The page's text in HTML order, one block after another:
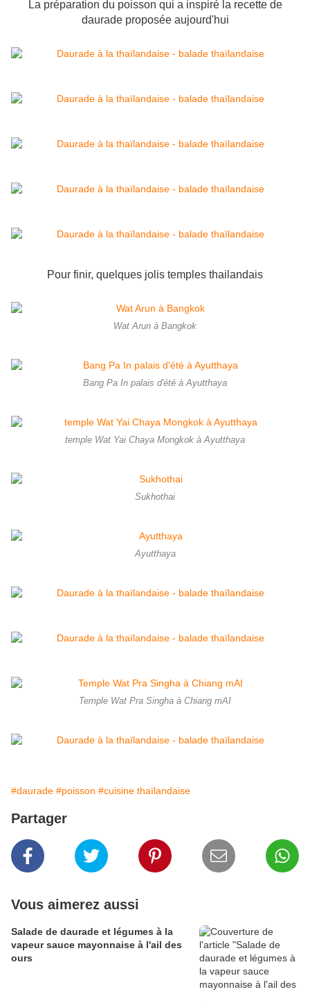
La préparation du poisson qui a inspiré la recette de
daurade proposée aujourd'hui
Pour finir, quelques jolis temples thailandais
Wat Arun à Bangkok
Bang Pa In palais d'été à Ayutthaya
temple Wat Yai Chaya Mongkok à Ayutthaya
Sukhothai
Ayutthaya
Temple Wat Pra Singha à Chiang mAI
#daurade #poisson #cuisine thaïlandaise
Partager
Vous aimerez aussi
Salade de daurade et légumes à la
vapeur sauce mayonnaise à l'ail des
ours